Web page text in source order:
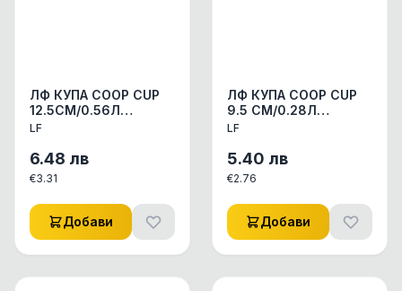
ЛФ КУПА COOP CUP
12.5СМ/0.56Л
АКСЕСОАРИ КУЧЕ/
СЪДОВЕ 1ПАК
LF
6.48 лв
€3.31
Добави
ЛФ КУПА COOP CUP
9.5 СМ/0.28Л
АКСЕСОАРИ КУЧЕ/
СЪДОВЕ 1ПАК
LF
5.40 лв
€2.76
Добави